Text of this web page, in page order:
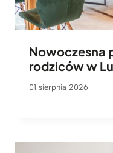
Nowoczesna
rodziców w
01 sierpnia 2026